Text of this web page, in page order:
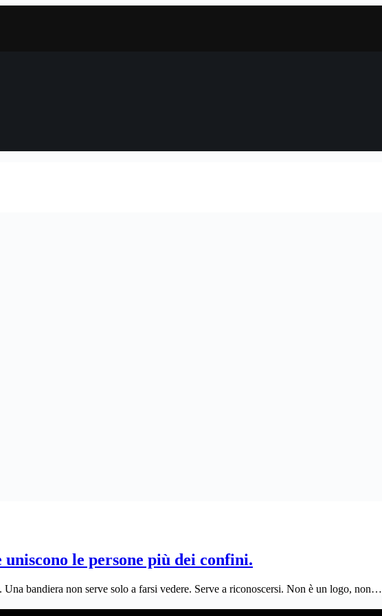
le persone più dei confini.
bandiera non serve solo a farsi vedere. Serve a riconoscersi. Non è un logo, non…